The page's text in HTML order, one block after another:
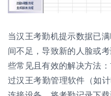
当汉王考勤机提示数据已
间不足，导致新的人脸或
些常见且有效的解决方法
过汉王考勤管理软件（如